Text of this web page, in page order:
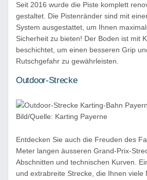
Seit 2016 wurde die Piste komplett
gestaltet. Die Pistenränder sind mit
System ausgestattet, um Ihnen
Sicherheit zu bieten! Der Boden ist mit
beschichtet, um einen besseren Grip
Rutschgefahr zu gewährleisten.
Outdoor-Strecke
Bild/Quelle: Karting Payerne
Entdecken Sie auch die Freuden des
Meter langen äusseren Grand-Prix-
Abschnitten und technischen Kurven.
und extrabreite Strecke, die Ihnen viele